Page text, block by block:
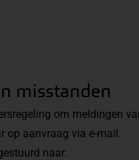
misstanden
om meldingen
op aanvraag via e-mail.
naar: